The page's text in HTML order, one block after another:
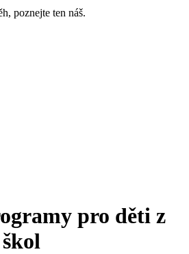
poznejte ten náš.
pro děti z